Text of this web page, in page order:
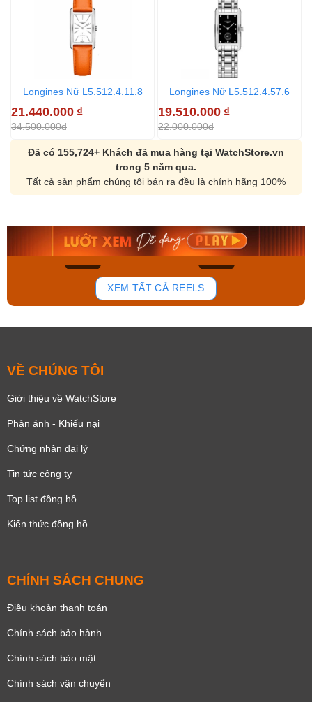
Longines Nữ L5.512.4.11.8
21.440.000 ₫
34.500.000đ
Longines Nữ L5.512.4.57.6
19.510.000 ₫
22.000.000đ
Đã có 155,724+ Khách đã mua hàng tại WatchStore.vn
trong 5 năm qua.
Tất cả sản phẩm chúng tôi bán ra đều là chính hãng 100%
150
Orient Nam RA-
Mua ngay
Casio Nam MTS-
Mua ngay
XEM TẤT CẢ REELS
VỀ CHÚNG TÔI
Giới thiệu về WatchStore
Phản ánh - Khiếu nại
Chứng nhận đại lý
Tin tức công ty
Top list đồng hồ
Kiến thức đồng hồ
CHÍNH SÁCH CHUNG
Điều khoản thanh toán
Chính sách bảo hành
Chính sách bảo mật
Chính sách vận chuyển